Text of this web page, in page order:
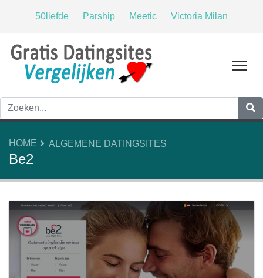
50liefde Parship Meetic Victoria Milan
HOME ALGEMENE DATINGSITES
Be2